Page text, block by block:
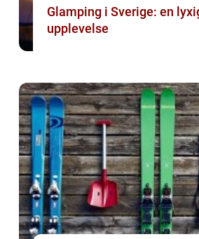
Glamping i Sverige: en
upplevelse